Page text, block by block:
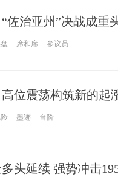
佐治亚州”决战成重
席和席 参议员
位震荡构筑新的起
墨迹 台阶
头延续 强势冲击